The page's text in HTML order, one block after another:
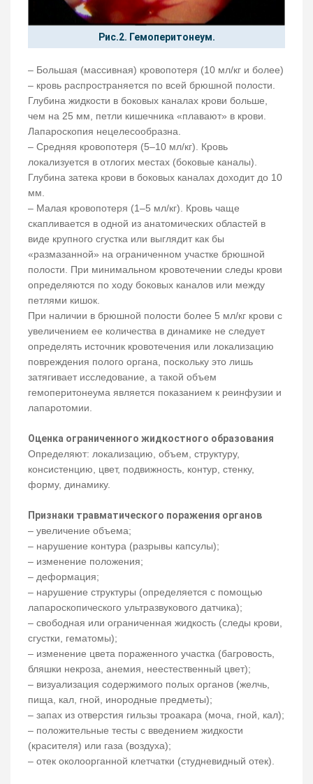
Рис.2. Гемоперитонеум.
– Большая (массивная) кровопотеря (10 мл/кг и более)
– кровь распространяется по всей брюшной полости.
Глубина жидкости в боковых каналах крови больше,
чем на 25 мм, петли кишечника «плавают» в крови.
Лапароскопия нецелесообразна.
– Средняя кровопотеря (5–10 мл/кг). Кровь
локализуется в отлогих местах (боковые каналы).
Глубина затека крови в боковых каналах доходит до 10
мм.
– Малая кровопотеря (1–5 мл/кг). Кровь чаще
скапливается в одной из анатомических областей в
виде крупного сгустка или выглядит как бы
«размазанной» на ограниченном участке брюшной
полости. При минимальном кровотечении следы крови
определяются по ходу боковых каналов или между
петлями кишок.
При наличии в брюшной полости более 5 мл/кг крови с
увеличением ее количества в динамике не следует
определять источник кровотечения или локализацию
повреждения полого органа, поскольку это лишь
затягивает исследование, а такой объем
гемоперитонеума является показанием к реинфузии и
лапаротомии.
Оценка ограниченного жидкостного образования
Определяют: локализацию, объем, структуру,
консистенцию, цвет, подвижность, контур, стенку,
форму, динамику.
Признаки травматического поражения органов
– увеличение объема;
– нарушение контура (разрывы капсулы);
– изменение положения;
– деформация;
– нарушение структуры (определяется с помощью
лапароскопического ультразвукового датчика);
– свободная или ограниченная жидкость (следы крови,
сгустки, гематомы);
– изменение цвета пораженного участка (багровость,
бляшки некроза, анемия, неестественный цвет);
– визуализация содержимого полых органов (желчь,
пища, кал, гной, инородные предметы);
– запах из отверстия гильзы троакара (моча, гной, кал);
– положительные тесты с введением жидкости
(красителя) или газа (воздуха);
– отек околоорганной клетчатки (студневидный отек).